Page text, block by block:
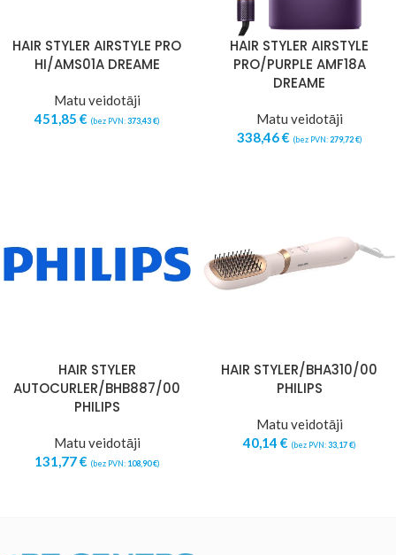
HAIR STYLER AIRSTYLE PRO
HI/AMS01A DREAME
Matu veidotāji
451,85 € (bez PVN:373,43€)
HAIR STYLER AIRSTYLE
PRO/PURPLE AMF18A
DREAME
Matu veidotāji
338,46€ (bez PVN:279,72€)
HAIR STYLER
AUTOCURLER/BHB887/00
PHILIPS
Matu veidotāji
131,77€ (bez PVN: 108,90€)
HAIR STYLER/BHA310/00
PHILIPS
Matu veidotāji
40,14 € (bez PVN:33,17€)